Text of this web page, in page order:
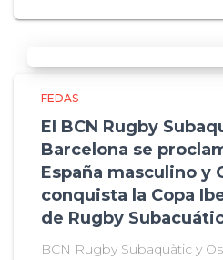
FEDAS
El BCN Rugby
Barcelona se
España masculino y
conquista la Copa
de Rugby
BCN Rugby Subaquàtic y